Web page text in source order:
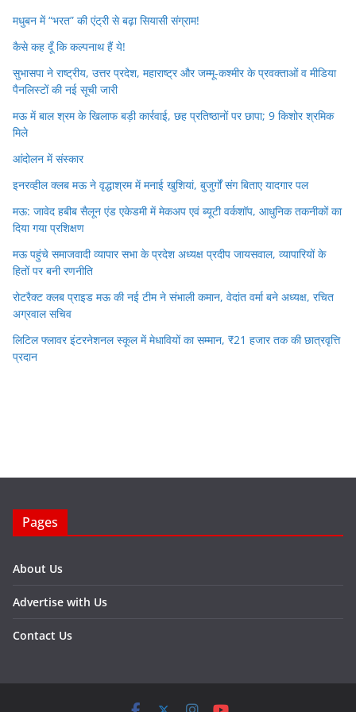
मधुबन में “भरत” की एंट्री से बढ़ा सियासी संग्राम!
कैसे कह दूँ कि कल्पनाथ हैं ये!
सुभासपा ने राष्ट्रीय, उत्तर प्रदेश, महाराष्ट्र और जम्मू-कश्मीर के प्रवक्ताओं व मीडिया
पैनलिस्टों की नई सूची जारी
मऊ में बाल श्रम के खिलाफ बड़ी कार्रवाई, छह प्रतिष्ठानों पर छापा; 9 किशोर श्रमिक
मिले
आंदोलन में संस्कार
इनरव्हील क्लब मऊ ने वृद्धाश्रम में मनाई खुशियां, बुजुर्गों संग बिताए यादगार पल
मऊ: जावेद हबीब सैलून एंड एकेडमी में मेकअप एवं ब्यूटी वर्कशॉप, आधुनिक तकनीकों का
दिया गया प्रशिक्षण
मऊ पहुंचे समाजवादी व्यापार सभा के प्रदेश अध्यक्ष प्रदीप जायसवाल, व्यापारियों के
हितों पर बनी रणनीति
रोटरैक्ट क्लब प्राइड मऊ की नई टीम ने संभाली कमान, वेदांत वर्मा बने अध्यक्ष, रचित
अग्रवाल सचिव
लिटिल फ्लावर इंटरनेशनल स्कूल में मेधावियों का सम्मान, ₹21 हजार तक की छात्रवृत्ति
प्रदान
Pages
About Us
Advertise with Us
Contact Us